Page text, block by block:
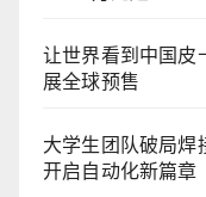
让世界看到中国皮
展全球预售
大学生团队破局焊
开启自动化新篇章